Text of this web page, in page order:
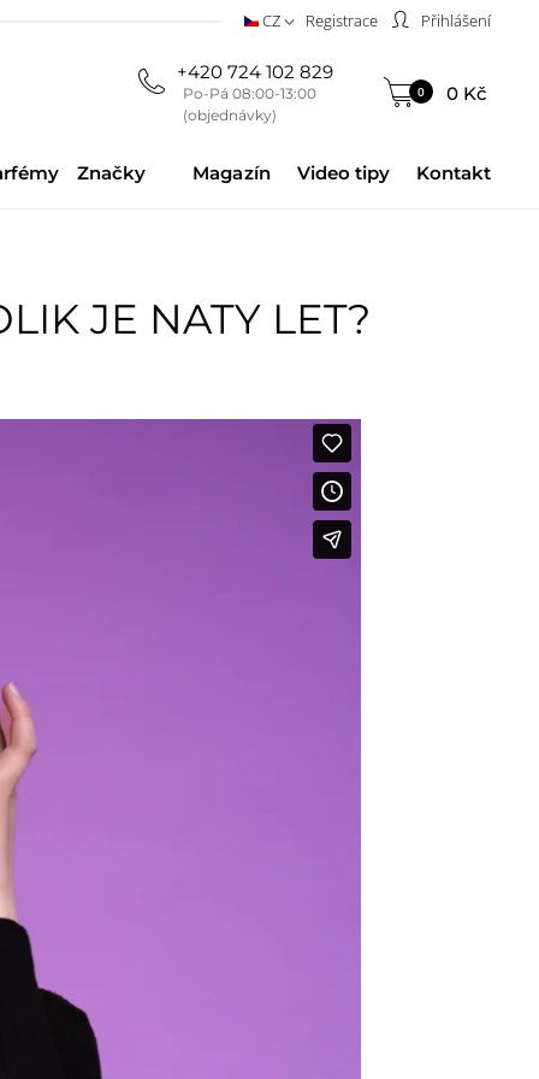
CZ Registrace Přihlášení
+420 724 102 829
Po-Pá 08:00-13:00
(objednávky)
0 0 Kč
Značky Magazín Video tipy Kontakt
JE NATY LET?